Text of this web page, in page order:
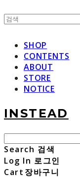
SHOP
CONTENTS
ABOUT
STORE
NOTICE
INSTEAD
Search 검색
Log In 로그인
Cart 장바구니